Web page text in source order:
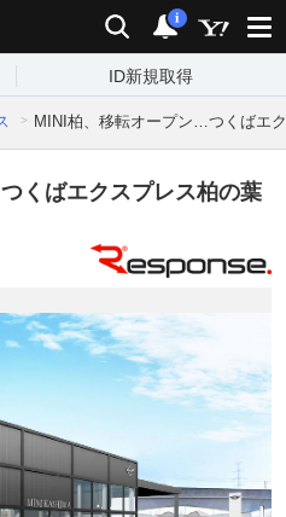
検索 通知
i
ID新規取得
MINI柏、移転オープン…つくばエ
くばエクスプレス柏の葉